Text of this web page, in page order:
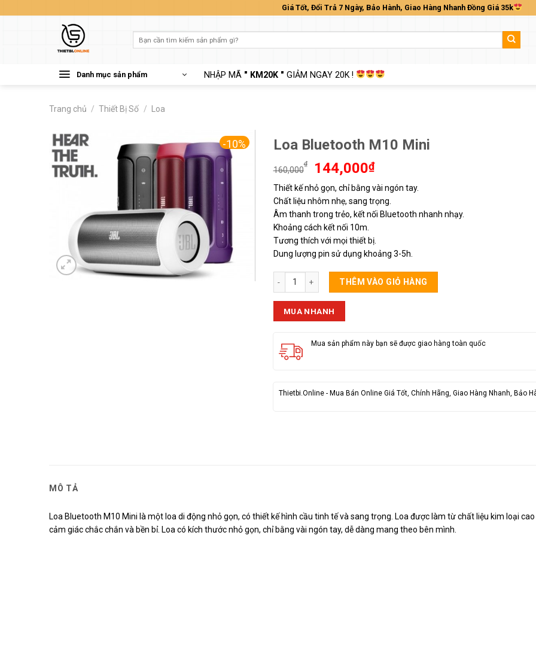
Giá Tốt, Đổi Trả 7 Ngày, Bảo Hành, Giao Hàng Nhanh Đồng Giá 35k
kiếm:
Danh mục sản phẩm NHẬP MÃ " KM20K " GIẢM NGAY 20K !
Trang chủ / Thiết Bị Số / Loa
-10% Loa Bluetooth M10 Mini
160,000
₫
Giá
là:
160,000₫.
144,000₫Giá
tại
là:
144,000₫.
Thiết kế nhỏ gọn, chỉ bằng vài ngón tay.
Chất liệu nhôm nhẹ, sang trọng.
Âm thanh trong trẻo, kết nối Bluetooth nhanh nhạy.
Khoảng cách kết nối 10m.
Tương thích với mọi thiết bị.
Dung lượng pin sử dụng khoảng 3-5h.
Loa Bluetooth M10 Mini số lượng
THÊM VÀO GIỎ HÀNG
MUA NHANH
Mua sản phẩm này bạn sẽ được giao hàng toàn quốc
Thietbi.Online - Mua Bán Online Giá Tốt, Chính Hãng, Giao Hàng Nhanh, Bảo
MÔ TẢ
Loa Bluetooth M10 Mini là một loa di động nhỏ gọn, có thiết kế hình cầu tinh tế và sang trọng. Loa được làm từ chất liệu kim loại
cảm giác chắc chắn và bền bỉ. Loa có kích thước nhỏ gọn, chỉ bằng vài ngón tay, dễ dàng mang theo bên mình.